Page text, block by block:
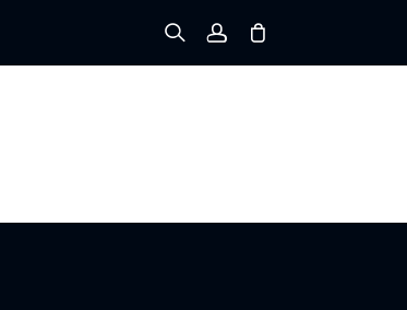
Rastreie Seus Pedidos